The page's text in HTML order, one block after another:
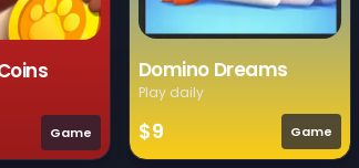
Game
Domino Dreams
Play daily
$9 Game